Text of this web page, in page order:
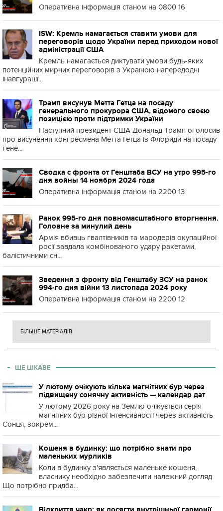
Оперативна інформація станом на 0800 16
ISW: Кремль намагається ставити умови для
переговорів щодо України перед приходом нової
адміністрації США
Кремль намагається диктувати умови будь-яких
потенційних мирних переговорів з Україною напередодні
інавгурації...
Трамп висунув Метта Гетца на посаду
генерального прокурора США, відомого своєю
позицією проти підтримки України
Наступний президент США Дональд Трамп оголосив
про висунення конгресмена Метта Гетца із Флориди на посаду
гене...
Сводка с фронта от Генштаба ВСУ на утро 995-го
дня войны 14 ноября 2024 года
Оперативна інформація станом на 2200 13
Ранок 995-го дня повномасштабного вторгнення.
Головне за минулий день
Армія вбивць ґвалтівників та мародерів окупаційної
росії завдала комбінованого удару ракетами,
балістичними сн...
Зведення з фронту від Генштабу ЗСУ на ранок
994-го дня війни 13 листопада 2024 року
Оперативна інформація станом на 2200 12
БІЛЬШЕ МАТЕРІАЛІВ
ЩЕ ЦІКАВЕ
У лютому очікують кілька магнітних бур через
підвищену сонячну активність — календар дат
У лютому 2026 року на Землю очікується серія
магнітних бур різної інтенсивності через активність
Сонця, зокрем...
Кошеня в будинку: що потрібно знати про
маленьких мурликів
Коли в будинку з'являється маленьке кошеня,
власнику необхідно забезпечити належний догляд
Що потрібно придба...